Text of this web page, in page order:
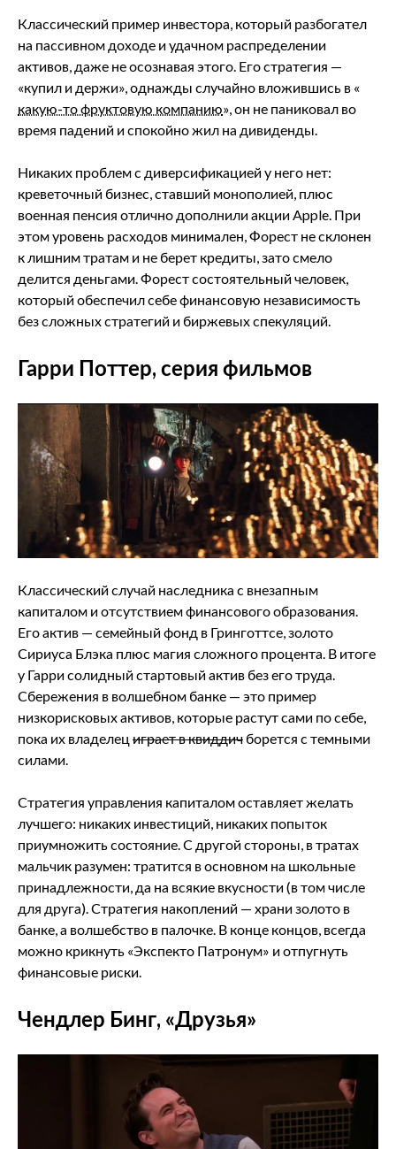
Классический пример инвестора, который разбогател
на пассивном доходе и удачном распределении
активов, даже не осознавая этого. Его стратегия —
«купил и держи», однажды случайно вложившись в «
какую-то фруктовую компанию», он не паниковал во
время падений и спокойно жил на дивиденды.
Никаких проблем с диверсификацией у него нет:
креветочный бизнес, ставший монополией, плюс
военная пенсия отлично дополнили акции Apple. При
этом уровень расходов минимален, Форест не склонен
к лишним тратам и не берет кредиты, зато смело
делится деньгами. Форест состоятельный человек,
который обеспечил себе финансовую независимость
без сложных стратегий и биржевых спекуляций.
Гарри Поттер, серия фильмов
Классический случай наследника с внезапным
капиталом и отсутствием финансового образования.
Его актив — семейный фонд в Гринготтсе, золото
Сириуса Блэка плюс магия сложного процента. В итоге
у Гарри солидный стартовый актив без его труда.
Сбережения в волшебном банке — это пример
низкорисковых активов, которые растут сами по себе,
пока их владелец играет в квиддич борется с темными
силами.
Стратегия управления капиталом оставляет желать
лучшего: никаких инвестиций, никаких попыток
приумножить состояние. С другой стороны, в тратах
мальчик разумен: тратится в основном на школьные
принадлежности, да на всякие вкусности (в том числе
для друга). Стратегия накоплений — храни золото в
банке, а волшебство в палочке. В конце концов, всегда
можно крикнуть «Экспекто Патронум» и отпугнуть
финансовые риски.
Чендлер Бинг, «Друзья»